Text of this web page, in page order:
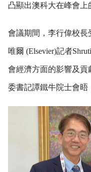
凸顯出澳科大在峰會上
會議期間，李行偉校長
唯爾 (Elsevier)記者
會經濟方面的影響及
委書記譚鐵牛院士會晤